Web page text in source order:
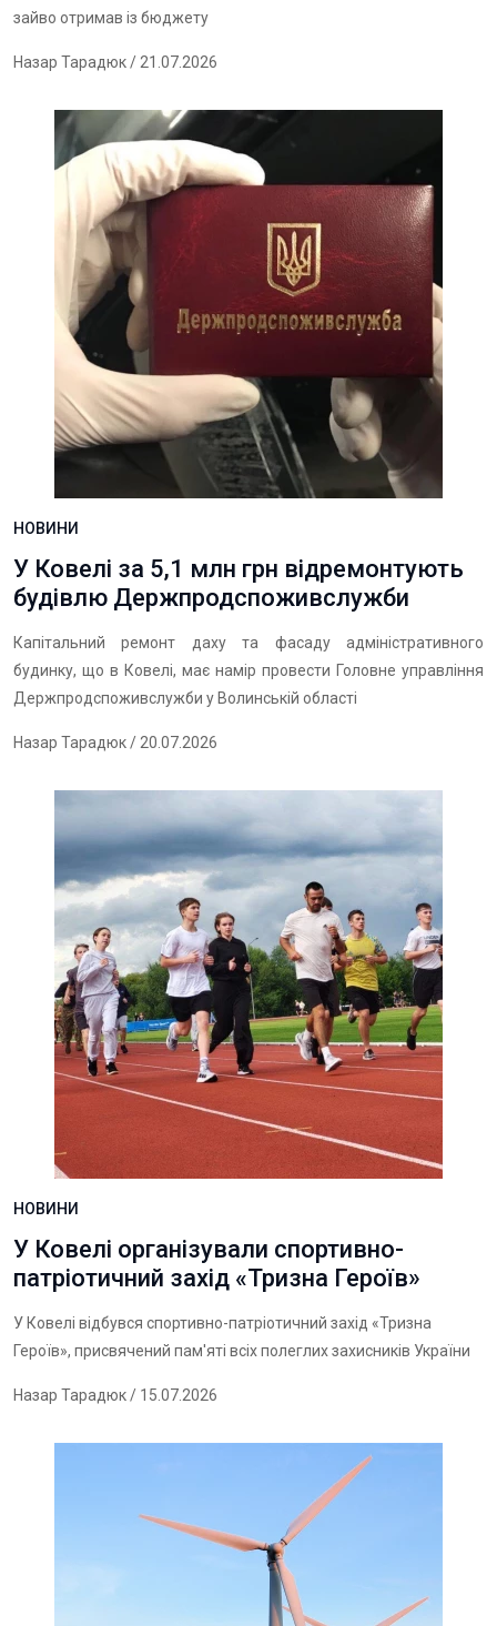
зайво отримав із бюджету
Назар Тарадюк/ 21.07.2026
НОВИНИ
У Ковелі за 5,1 млн грн відремонтують
будівлю Держпродспоживслужби
Капітальний ремонт даху та фасаду адміністративного
будинку, що в Ковелі, має намір провести Головне управління
Держпродспоживслужби у Волинській області
Назар Тарадюк/ 20.07.2026
НОВИНИ
У Ковелі організували спортивно-
патріотичний захід «Тризна Героїв»
У Ковелі відбувся спортивно-патріотичний захід «Тризна
Героїв», присвячений пам'яті всіх полеглих захисників України
Назар Тарадюк/ 15.07.2026